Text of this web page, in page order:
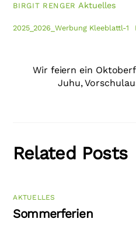
BIRGIT RENGER Aktuelles
2025_2026_Werbung Kleeblattl-1
Wir feiern ein
Juhu,
Related Posts
AKTUELLES
Sommerferien